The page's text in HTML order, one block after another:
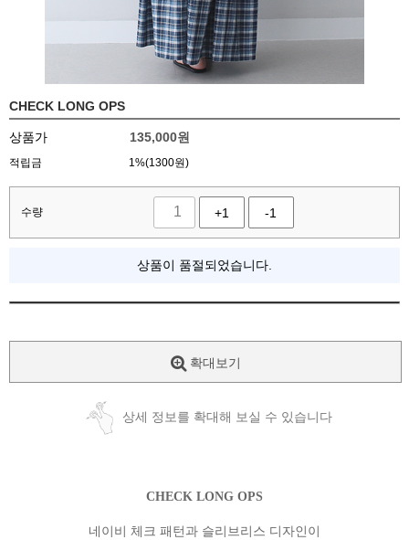
CHECK LONG OPS
상품가 135,000원
적립금 1%(1300원)
수량 +1 -1
상품이 품절되었습니다.
확대보기
상세 정보를 확대해 보실 수 있습니다
CHECK LONG OPS
네이비 체크 패턴과 슬리브리스 디자인이